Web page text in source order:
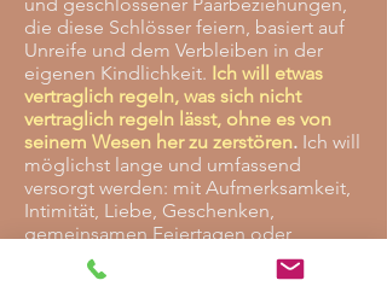
die diese Schlösser feiern, basiert auf
Unreife und dem Verbleiben in der
eigenen Kindlichkeit. Ich will etwas
vertraglich regeln, was sich nicht
vertraglich regeln lässt, ohne es von
seinem Wesen her zu zerstören. Ich will
möglichst lange und umfassend
versorgt werden: mit Aufmerksamkeit,
Intimität, Liebe, Geschenken,
gemeinsamen Feiertagen oder
Sexualität. Der Wunsch Verantwortung
abzugeben steht im Vordergrund. Viele